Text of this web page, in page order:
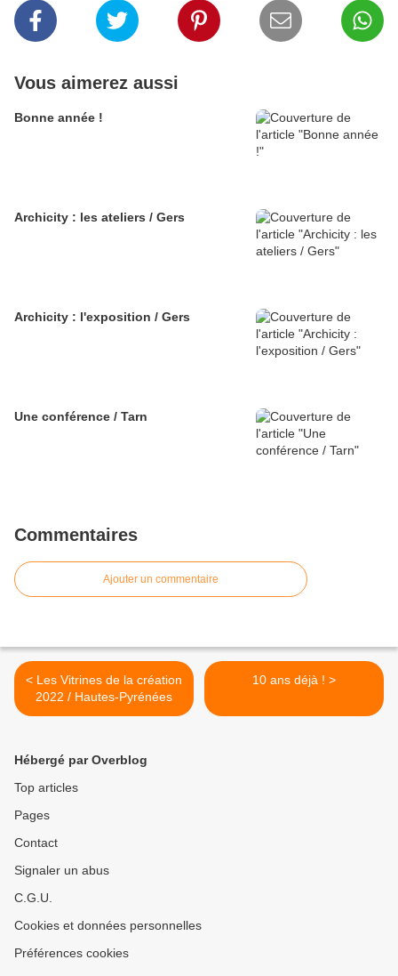
Vous aimerez aussi
Bonne année !
Archicity : les ateliers / Gers
Archicity : l'exposition / Gers
Une conférence / Tarn
Commentaires
Ajouter un commentaire
< Les Vitrines de la création
2022 / Hautes-Pyrénées
10 ans déjà ! >
Hébergé par Overblog
Top articles
Pages
Contact
Signaler un abus
C.G.U.
Cookies et données personnelles
Préférences cookies